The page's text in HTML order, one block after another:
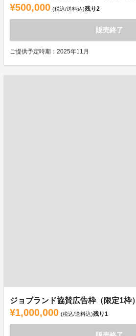
¥500,000 (税込/送料込)残り2
販売終了
ご提供予定時期：2025年11月
ジョブランド協賛広告枠（限定1枠）
¥1,000,000 (税込/送料込)残り1